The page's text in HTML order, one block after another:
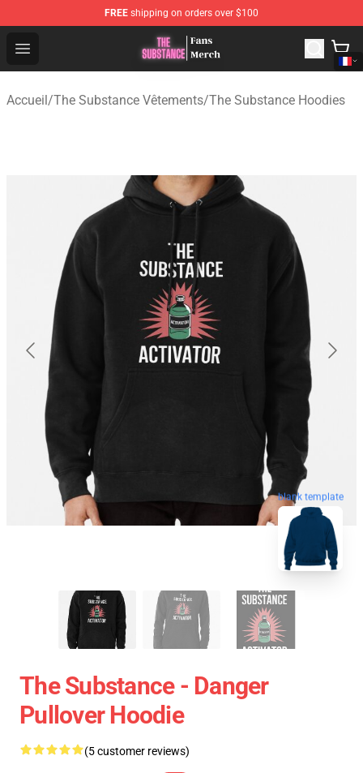
FREE shipping on orders over $100
Open menu
The Substance Shop - Official The Substance
Accueil/The Substance Vêtements/The Substance Hoodies
blank template
The Substance - Danger
Pullover Hoodie
(5 customer reviews)